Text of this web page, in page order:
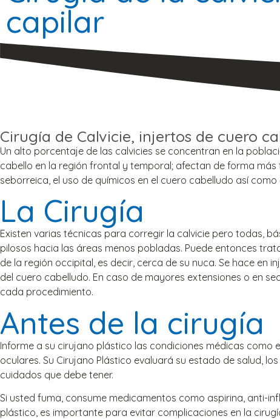
capilar
Cirugía de Calvicie, injertos de cuero
Un alto porcentaje de las calvicies se concentran en la
cabello en la región frontal y temporal; afectan de forma
seborreica, el uso de químicos en el cuero cabelludo así
La Cirugía
Existen varias técnicas para corregir la calvicie pero todas,
pilosos hacia las áreas menos pobladas. Puede entonces
de la región occipital, es decir, cerca de su nuca. Se hace
del cuero cabelludo. En caso de mayores extensiones o en
cada procedimiento.
Antes de la cirugía
Informe a su cirujano plástico las condiciones médicas
oculares. Su Cirujano Plástico evaluará su estado de salud,
cuidados que debe tener.
Si usted fuma, consume medicamentos como aspirina, anti-
plástico, es importante para evitar complicaciones en la